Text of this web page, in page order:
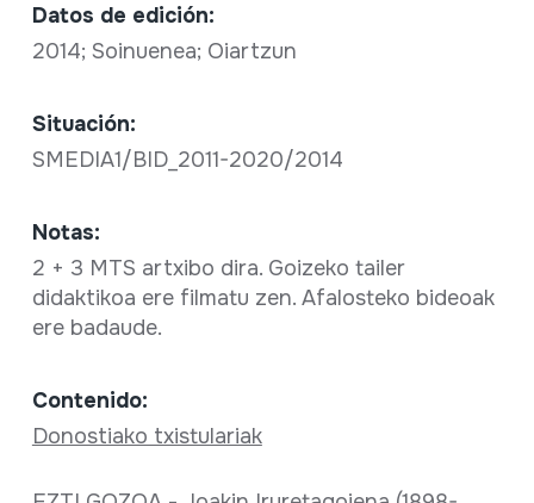
Datos de edición:
2014; Soinuenea; Oiartzun
Situación:
SMEDIA1/BID_2011-2020/2014
Notas:
2 + 3 MTS artxibo dira. Goizeko tailer
didaktikoa ere filmatu zen. Afalosteko bideoak
ere badaude.
Contenido:
Donostiako txistulariak